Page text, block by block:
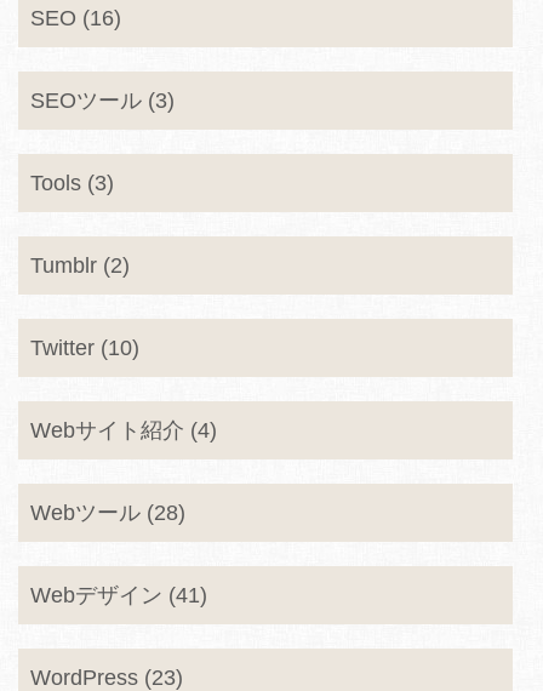
SEO (16)
SEOツール (3)
Tools (3)
Tumblr (2)
Twitter (10)
Webサイト紹介 (4)
Webツール (28)
Webデザイン (41)
WordPress (23)